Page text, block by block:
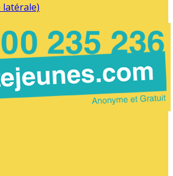
latérale)